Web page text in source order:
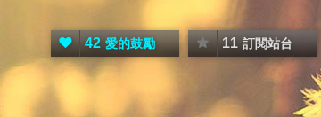
42 愛的鼓勵 11 訂閱站台